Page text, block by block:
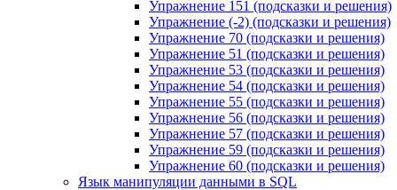
Упражнение 151 (подсказки и решения)
Упражнение (-2) (подсказки и решения)
Упражнение 70 (подсказки и решения)
Упражнение 51 (подсказки и решения)
Упражнение 53 (подсказки и решения)
Упражнение 54 (подсказки и решения)
Упражнение 55 (подсказки и решения)
Упражнение 56 (подсказки и решения)
Упражнение 57 (подсказки и решения)
Упражнение 59 (подсказки и решения)
Упражнение 60 (подсказки и решения)
Язык манипуляции данными в SQL